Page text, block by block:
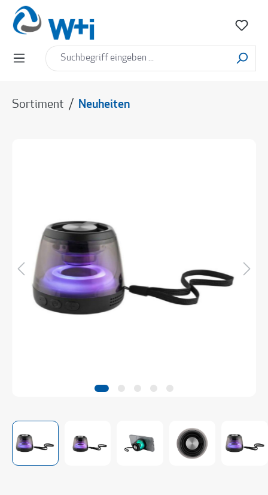
springen
Sortiment / Neuheiten